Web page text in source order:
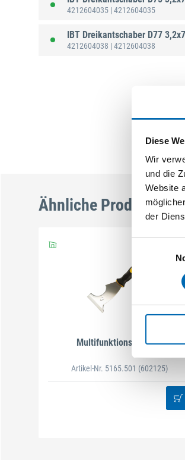
Diese
Wir
und die
Website
der
4212604035 | 4212604035
IBT Dreikantschaber D77
4212604038 | 4212604038
Ähnliche Produkte
Multifunktionsschaber
Artikel-Nr. 5165.501 (602125)